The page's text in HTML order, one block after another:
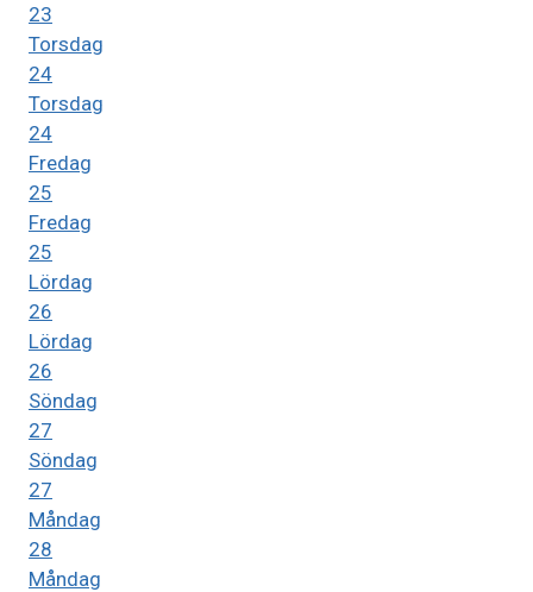
23
Torsdag
24
Torsdag
24
Fredag
25
Fredag
25
Lördag
26
Lördag
26
Söndag
27
Söndag
27
Måndag
28
Måndag